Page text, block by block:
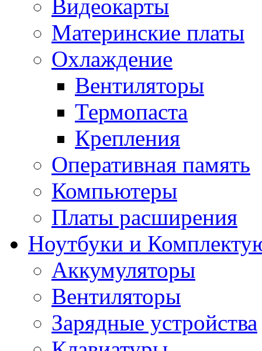
Видеокарты
Материнские платы
Охлаждение
Вентиляторы
Термопаста
Крепления
Оперативная память
Компьютеры
Платы расширения
Ноутбуки и
Аккумуляторы
Вентиляторы
Зарядные устройства